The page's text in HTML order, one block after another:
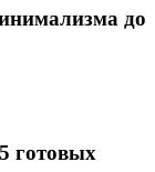
до
готовых